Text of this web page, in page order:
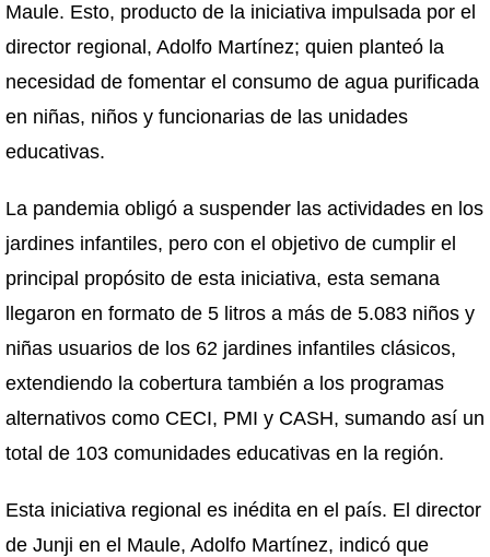
Maule. Esto, producto de la iniciativa impulsada por el
director regional, Adolfo Martínez; quien planteó la
necesidad de fomentar el consumo de agua purificada
en niñas, niños y funcionarias de las unidades
educativas.
La pandemia obligó a suspender las actividades en los
jardines infantiles, pero con el objetivo de cumplir el
principal propósito de esta iniciativa, esta semana
llegaron en formato de 5 litros a más de 5.083 niños y
niñas usuarios de los 62 jardines infantiles clásicos,
extendiendo la cobertura también a los programas
alternativos como CECI, PMI y CASH, sumando así un
total de 103 comunidades educativas en la región.
Esta iniciativa regional es inédita en el país. El director
de Junji en el Maule, Adolfo Martínez, indicó que